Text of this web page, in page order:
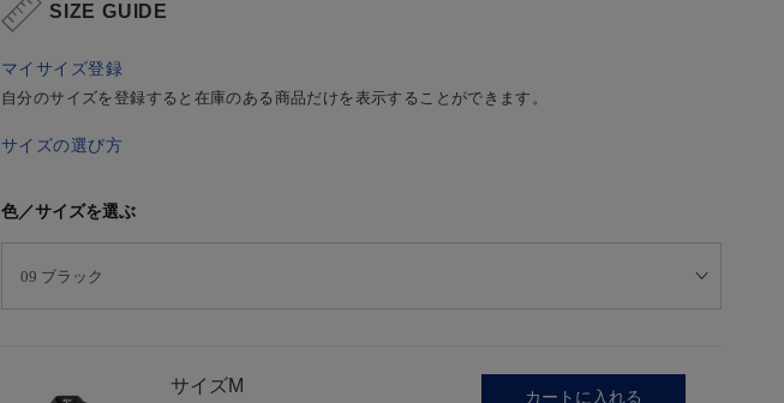
SIZE GUIDE
マイサイズ登録
自分のサイズを登録すると在庫のある商品だけを表示することができます。
サイズの選び方
色／サイズを選ぶ
サイズM
カートに入れる